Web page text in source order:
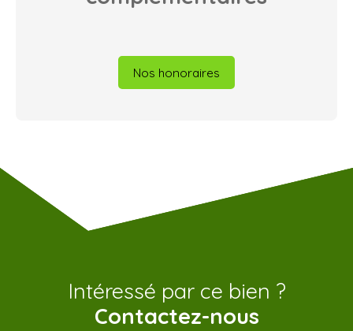
Nos honoraires
Intéressé par ce bien ?
Contactez-nous